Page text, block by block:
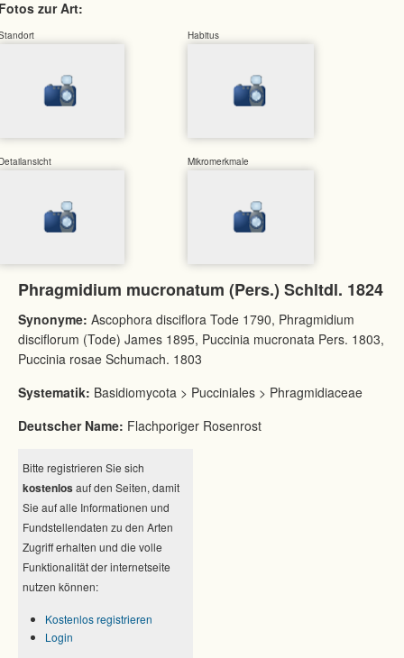
zur Art:
Habitus
Mikromerkmale
Phragmidium mucronatum (Pers.) Schltdl. 1824
Synonyme: Ascophora disciflora Tode 1790, Phragmidium
disciflorum (Tode) James 1895, Puccinia mucronata Pers. 1803,
Puccinia rosae Schumach. 1803
Systematik: Basidiomycota > Pucciniales > Phragmidiaceae
Deutscher Name: Flachporiger Rosenrost
Bitte registrieren Sie sich
kostenlos auf den Seiten, damit
Sie auf alle Informationen und
Fundstellendaten zu den Arten
Zugriff erhalten und die volle
Funktionalität der internetseite
nutzen können:
Kostenlos registrieren
Login